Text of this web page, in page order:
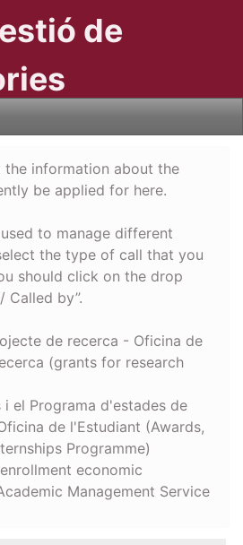
de
the information about the
be applied for here.
to manage different
the type of call that you
should click on the drop
Called by”.
de recerca - Oficina de
(grants for research
i el Programa d'estades de
de l'Estudiant (Awards,
Programme)
economic
Management Service